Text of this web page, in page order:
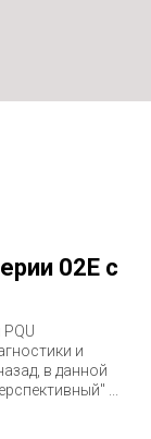
02E с
и
в данной
...